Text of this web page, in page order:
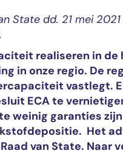
State dd. 21 mei
realiseren in de
in onze regio. De
vastlegt.
ECA te
weinig garanties
Het
van State. Naar